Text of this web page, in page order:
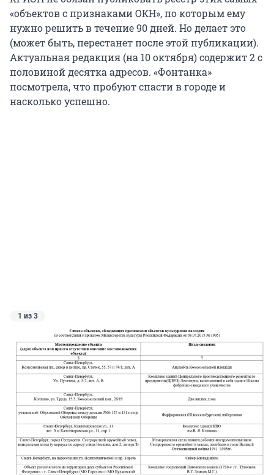
«объектов с признаками ОКН», по которым ему
нужно решить в течение 90 дней. Но делает это
(может быть, перестанет после этой публикации).
Актуальная редакция (на 10 октября) содержит 2 с
половиной десятка адресов. «Фонтанка»
посмотрела, что пробуют спасти в городе и
насколько успешно.
1 из 3